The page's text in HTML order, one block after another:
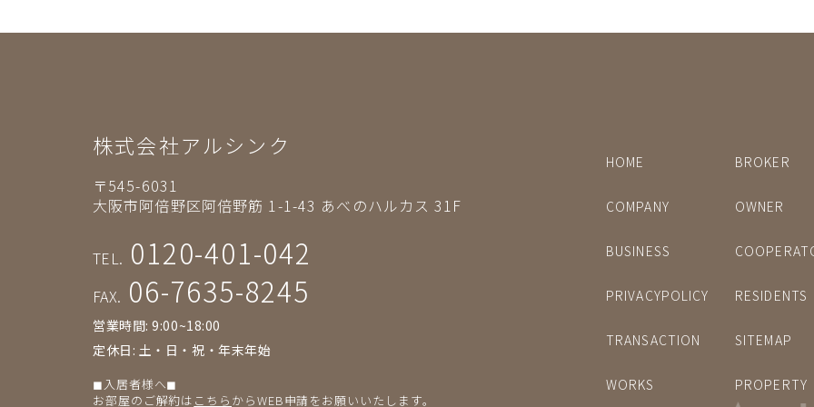
株式会社アルシンク
〒545-6031
大阪市阿倍野区阿倍野筋 1-1-43 あべのハルカス 31F
TEL. 0120-401-042
FAX. 06-7635-8245
営業時間: 9:00~18:00
定休日: 土・日・祝・年末年始
◼︎入居者様へ◼︎
お部屋のご解約は こちら からWEB申請をお願いいたします。
HOME BROKER
COMPANY OWNER
BUSINESS
PRIVACYPOLICY RESIDENTS
TRANSACTION SITEMAP
WORKS PROPERTY